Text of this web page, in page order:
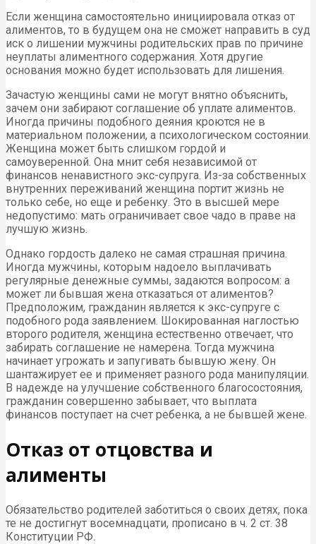
Если женщина самостоятельно инициировала отказ от
алиментов, то в будущем она не сможет направить в суд
иск о лишении мужчины родительских прав по причине
неуплаты алиментного содержания. Хотя другие
основания можно будет использовать для лишения.
Зачастую женщины сами не могут внятно объяснить,
зачем они забирают соглашение об уплате алиментов.
Иногда причины подобного деяния кроются не в
материальном положении, а психологическом состоянии.
Женщина может быть слишком гордой и
самоуверенной. Она мнит себя независимой от
финансов ненавистного экс-супруга. Из-за собственных
внутренних переживаний женщина портит жизнь не
только себе, но еще и ребенку. Это в высшей мере
недопустимо: мать ограничивает свое чадо в праве на
лучшую жизнь.
Однако гордость далеко не самая страшная причина.
Иногда мужчины, которым надоело выплачивать
регулярные денежные суммы, задаются вопросом: а
может ли бывшая жена отказаться от алиментов?
Предположим, гражданин является к экс-супруге с
подобного рода заявлением. Шокированная наглостью
второго родителя, женщина естественно отвечает, что
забирать соглашение не намерена. Тогда мужчина
начинает угрожать и запугивать бывшую жену. Он
шантажирует ее и применяет разного рода манипуляции.
В надежде на улучшение собственного благосостояния,
гражданин совершенно забывает, что выплата
финансов поступает на счет ребенка, а не бывшей жене.
Отказ от отцовства и
алименты
Обязательство родителей заботиться о своих детях, пока
те не достигнут восемнадцати, прописано в ч. 2 ст. 38
Конституции РФ.